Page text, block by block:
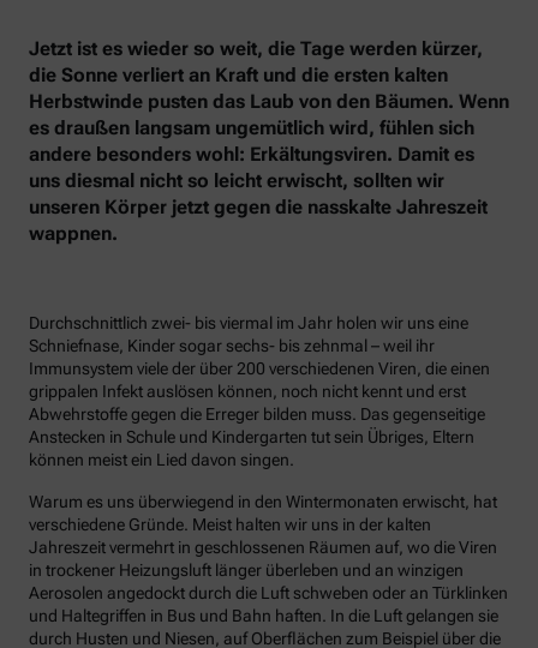
Jetzt ist es wieder so weit, die Tage werden kürzer,
die Sonne verliert an Kraft und die ersten kalten
Herbstwinde pusten das Laub von den Bäumen. Wenn
es draußen langsam ungemütlich wird, fühlen sich
andere besonders wohl: Erkältungsviren. Damit es
uns diesmal nicht so leicht erwischt, sollten wir
unseren Körper jetzt gegen die nasskalte Jahreszeit
wappnen.
Durchschnittlich zwei- bis viermal im Jahr holen wir uns eine
Schniefnase, Kinder sogar sechs- bis zehnmal – weil ihr
Immunsystem viele der über 200 verschiedenen Viren, die einen
grippalen Infekt auslösen können, noch nicht kennt und erst
Abwehrstoffe gegen die Erreger bilden muss. Das gegenseitige
Anstecken in Schule und Kindergarten tut sein Übriges, Eltern
können meist ein Lied davon singen.
Warum es uns überwiegend in den Wintermonaten erwischt, hat
verschiedene Gründe. Meist halten wir uns in der kalten
Jahreszeit vermehrt in geschlossenen Räumen auf, wo die Viren
in trockener Heizungsluft länger überleben und an winzigen
Aerosolen angedockt durch die Luft schweben oder an Türklinken
und Haltegriffen in Bus und Bahn haften. In die Luft gelangen sie
durch Husten und Niesen, auf Oberflächen zum Beispiel über die